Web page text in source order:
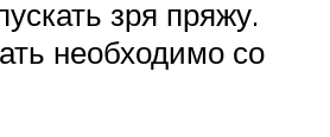
зря пряжу.
необходимо со